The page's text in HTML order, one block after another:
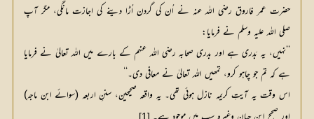
حضرت عمر فاروق رضی اللہ عنہ نے اُن کی گردن اُڑا دینے کی اجازت مانگی، مگر آپ
صلی اللہ علیہ وسلم نے فرمایا:
’’نہیں، یہ بَدری ہے اور بدری صحابہ رضی اللہ عنہم کے بارے میں اللہ تعالیٰ نے فرمایا
ہے کہ تم جو چاہو کرو، تمھیں اللہ تعالیٰ نے معافی دی۔‘‘
اس وقت یہ آیتِ کریمہ نازل ہوئی تھی۔ یہ واقعہ صحیحین، سننِ اربعہ (سوائے ابن ماجہ)
[1]